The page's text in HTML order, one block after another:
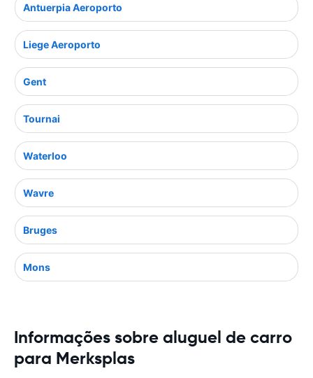
Antuerpia Aeroporto
Liege Aeroporto
Gent
Tournai
Waterloo
Wavre
Bruges
Mons
Informações sobre aluguel de carro
para Merksplas